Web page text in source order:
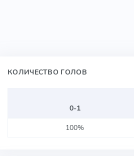
КОЛИЧЕСТВО ГОЛОВ
0-1
100%